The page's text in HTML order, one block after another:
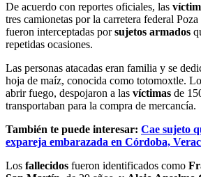
De acuerdo con reportes oficiales, las
tres camionetas por la carretera federal
fueron interceptadas porsujetos armados
repetidas ocasiones.
Las personas atacadas eran familia y se
hoja de maíz, conocida como totomoxtle.
abrir fuego, despojaron a las víctimas de
transportaban para la compra de mercancía.
También te puede interesar: Cae sujeto
expareja embarazada en Córdoba,
Los fallecidos fueron identificados como